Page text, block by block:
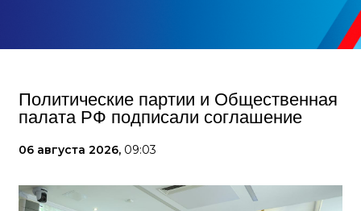
Политические партии и Общественная
палата РФ подписали соглашение
06 августа 2026, 09:03